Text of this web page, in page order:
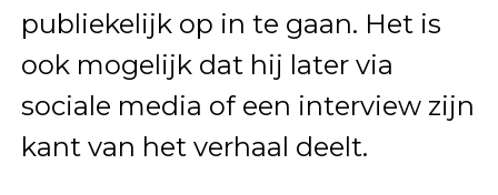
publiekelijk op in te gaan. Het is
ook mogelijk dat hij later via
sociale media of een interview zijn
kant van het verhaal deelt.